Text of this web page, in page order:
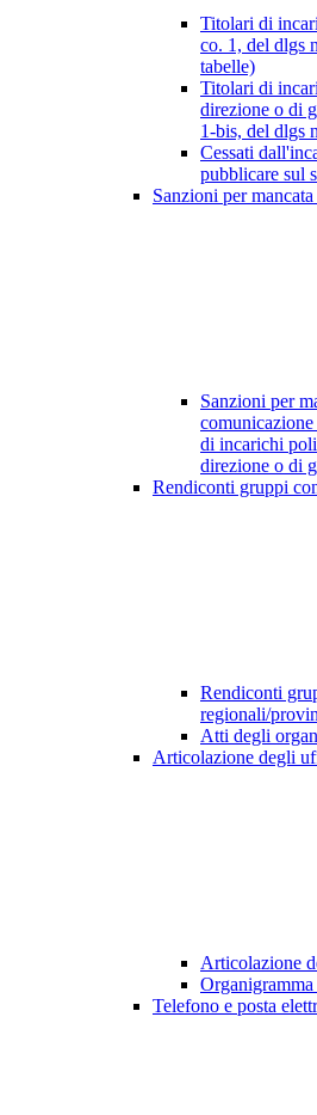
Titolari di
co. 1, del dlgs
tabelle)
Titolari di
direzione o di
1-bis, del dlgs
Cessati
pubblicare sul
Sanzioni per
Sanzioni per
di incarichi
direzione o di
Rendiconti gruppi
Rendiconti
regionali/
Atti degli
Articolazione degli
Articolazione
Organigramma
Telefono e posta